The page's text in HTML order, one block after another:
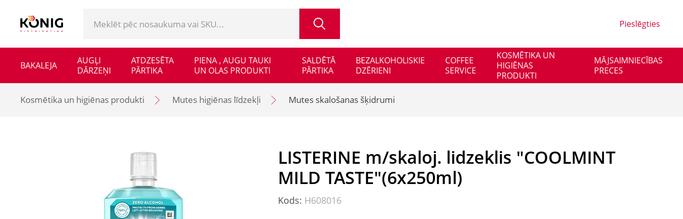
Pieslēgties
BAKALEJA
AUGĻI
DĀRZEŅI
ATDZESĒTA
PĀRTIKA
PIENA , AUGU TAUKI
UN OLAS PRODUKTI
SALDĒTĀ
PĀRTIKA
BEZALKOHOLISKIE
DZĒRIENI
COFFEE
SERVICE
KOSMĒTIKA UN
HIGIĒNAS
PRODUKTI
MĀJSAIMNIECĪBAS
PRECES
Kosmētika un higiēnas produkti Mutes higiēnas līdzekļi Mutes skalošanas šķidrumi
LISTERINE m/skaloj. lidzeklis "COOLMINT
MILD TASTE"(6x250ml)
Kods: H608016